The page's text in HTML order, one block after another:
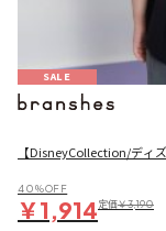
SALE
【DisneyCollection/ディ
40％OFF
￥1,914定価￥3,190